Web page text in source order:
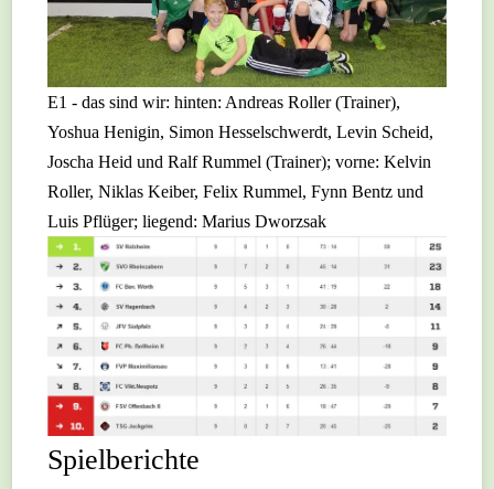
E1 - das sind wir: hinten: Andreas Roller (Trainer),
Yoshua Henigin, Simon Hesselschwerdt, Levin Scheid,
Joscha Heid und Ralf Rummel (Trainer); vorne: Kelvin
Roller, Niklas Keiber, Felix Rummel, Fynn Bentz und
Luis Pflüger; liegend: Marius Dworzsak
Spielberichte